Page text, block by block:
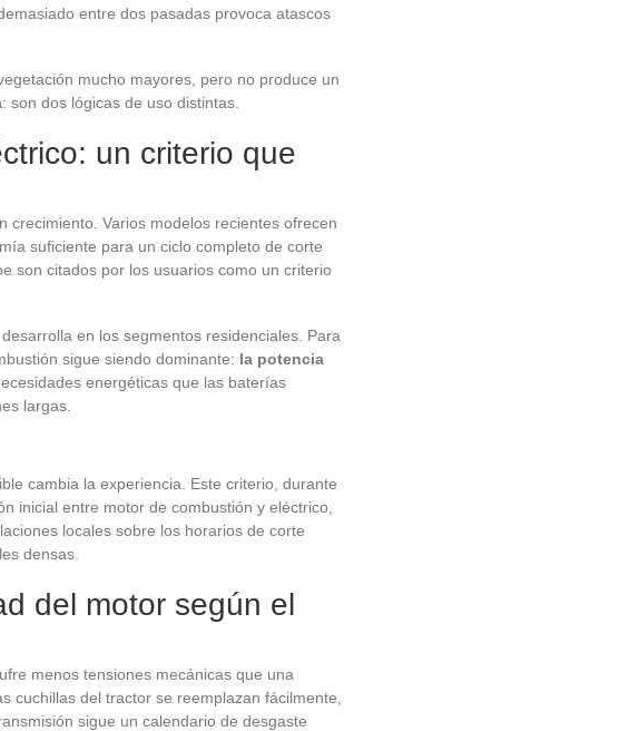
entre dos pasadas provoca atascos
mucho mayores, pero no produce un
: son dos lógicas de uso distintas.
un criterio que
crecimiento. Varios modelos recientes ofrecen
suficiente para un ciclo completo de corte
son citados por los usuarios como un criterio
en los segmentos residenciales. Para
sigue siendo dominante: la potencia
energéticas que las baterías
largas.
cambia la experiencia. Este criterio, durante
inicial entre motor de combustión y eléctrico,
locales sobre los horarios de corte
densas.
del motor según el
menos tensiones mecánicas que una
cuchillas del tractor se reemplazan fácilmente,
sigue un calendario de desgaste